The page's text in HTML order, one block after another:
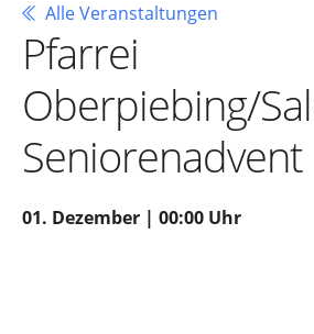
Alle Veranstaltungen
Pfarrei
Oberpiebing/
Seniorenadvent
01. Dezember | 00:00 Uhr